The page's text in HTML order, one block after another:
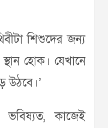
শিশুদের জন্য
হোক। যেখানে
উঠবে।’
ভবিষ্যত, কাজেই